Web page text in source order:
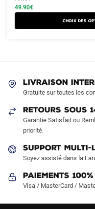
initial
était :
49.90€
actuel
est :
Choix des
a
être
choisies
sur
page
produit
LIVRAISON
Gratuite sur toutes les
RETOURS SOUS
Garantie Satisfait ou
priorité.
SUPPORT MULTI-
Soyez assisté dans la
Paiements
Visa / MasterCard /